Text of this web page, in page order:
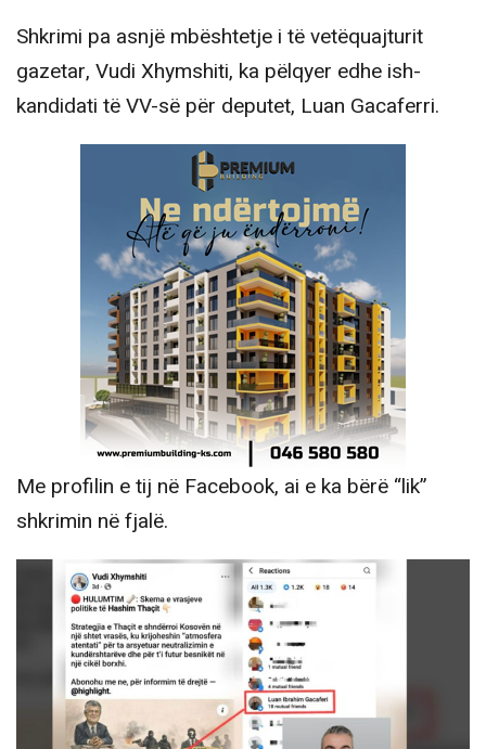
Shkrimi pa asnjë mbështetje i të vetëquajturit
gazetar, Vudi Xhymshiti, ka pëlqyer edhe ish-
kandidati të VV-së për deputet, Luan Gacaferri.
Me profilin e tij në Facebook, ai e ka bërë “lik”
shkrimin në fjalë.